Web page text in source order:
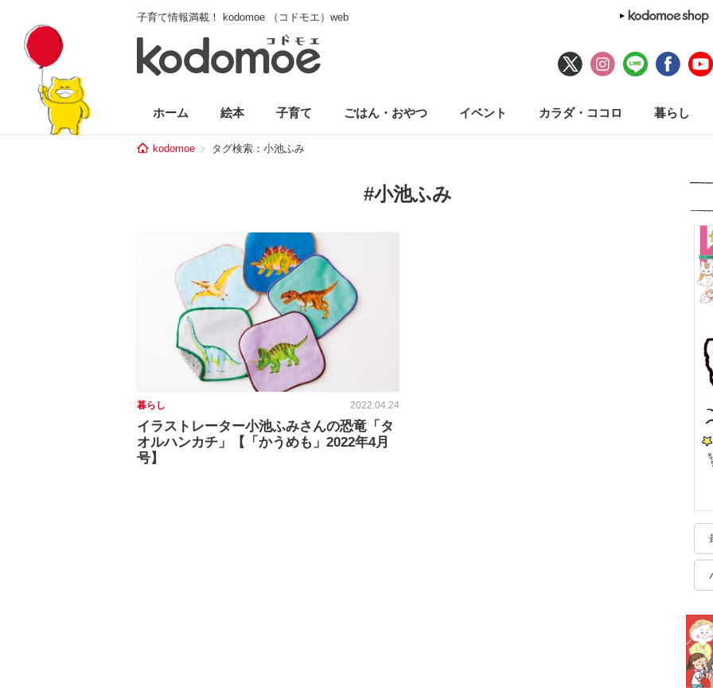
子育て情報満載！ kodomoe （コドモエ）web
ホーム 絵本 子育て ごはん・おやつ イベント カラダ・ココロ 暮らし
kodomoe タグ検索：小池ふみ
#小池ふみ
暮らし 2022.04.24
イラストレーター小池ふみさんの恐竜「タ
オルハンカチ」【「かうめも」2022年4月
号】